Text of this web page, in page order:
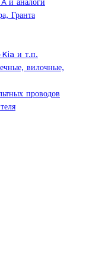
Гранта
Kia и т.п.
вилочные,
проводов